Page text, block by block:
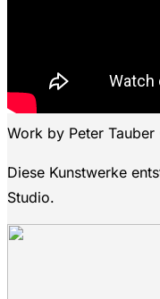
Work by Peter Tauber
Diese Kunstwerke
Studio.